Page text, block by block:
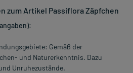
zum Artikel Passiflora Zäpfchen
Gemäß der
und Naturerkenntnis. Dazu
Unruhezustände.